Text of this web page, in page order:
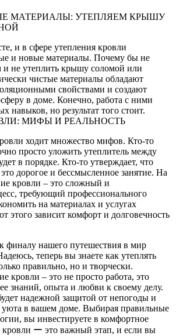
МАТЕРИАЛЫ: УТЕПЛЯЕМ КРЫШУ
и в сфере утепления кровли
и новые материалы. Почему бы не
и не утеплить крышу соломой или
чистые материалы обладают
свойствами и создают
в доме. Конечно, работа с ними
навыков, но результат того стоит.
МИФЫ И РЕАЛЬНОСТЬ
ходит множество мифов. Кто-то
просто уложить утеплитель между
в порядке. Кто-то утверждает, что
дорогое и бессмысленное занятие. На
кровли – это сложный и
требующий профессионального
на материалах и услугах
этого зависит комфорт и долговечность
нашего путешествия в мир
теперь вы знаете как утеплять
правильно, но и творчески.
кровли – это не просто работа, это
знаний, опыта и любви к своему делу.
надежной защитой от непогоды и
уюта в вашем доме. Выбирая правильные
вы инвестируете в комфортное
ー это важный этап, и если вы